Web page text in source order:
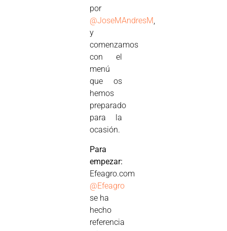
por
@JoseMAndresM,
y
comenzamos
con el
menú
que os
hemos
preparado
para la
ocasión.
Para
empezar:
Efeagro.com
@Efeagro
se ha
hecho
referencia